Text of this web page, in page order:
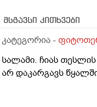
მსგავსი კითხვები
კატეგორია -
სალამი. ჩიას
არ დაკარგავს